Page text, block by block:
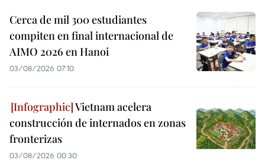
Cerca de mil 300 estudiantes
compiten en final internacional de
AIMO 2026 en Hanoi
03/08/2026 07:10
Vietnam acelera
construcción de internados en zonas
fronterizas
03/08/2026 00:30